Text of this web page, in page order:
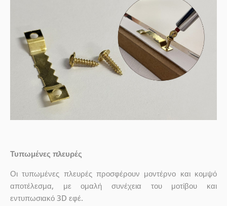
Τυπωμένες πλευρές
Οι τυπωμένες πλευρές προσφέρουν μοντέρνο και κομψό
αποτέλεσμα, με ομαλή συνέχεια του μοτίβου και
εντυπωσιακό 3D εφέ.